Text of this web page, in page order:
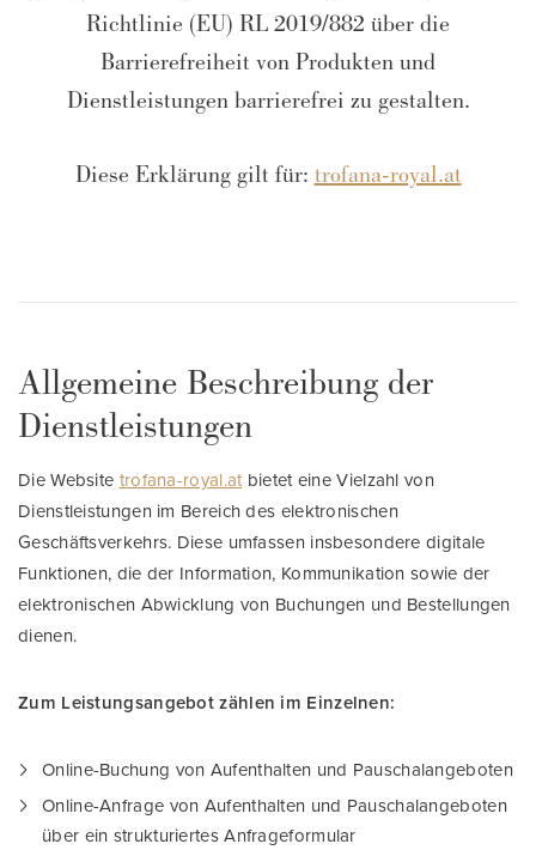
Richtlinie (EU) RL 2019/882 über die
Barrierefreiheit von Produkten und
Dienstleistungen barrierefrei zu gestalten.
Diese Erklärung gilt für: trofana-royal.at
Allgemeine Beschreibung der
Dienstleistungen
Die Website trofana-royal.at bietet eine Vielzahl von
Dienstleistungen im Bereich des elektronischen
Geschäftsverkehrs. Diese umfassen insbesondere digitale
Funktionen, die der Information, Kommunikation sowie der
elektronischen Abwicklung von Buchungen und Bestellungen
dienen.
Zum Leistungsangebot zählen im Einzelnen:
Online-Buchung von Aufenthalten und Pauschalangeboten
Online-Anfrage von Aufenthalten und Pauschalangeboten
über ein strukturiertes Anfrageformular